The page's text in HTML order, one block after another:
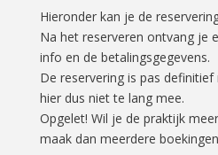
Hieronder kan je de
Na het reserveren ontvang je
info en de betalingsgegevens.
De reservering is pas
hier dus niet te lang mee.
Opgelet! Wil je de praktijk
maak dan meerdere